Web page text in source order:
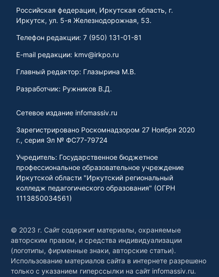
Российская федерация, Иркутская область, г.
Иркутск, ул. 5-я Железнодорожная, 53.
Телефон редакции: 7 (950) 131-01-81
E-mail редакции: kmv@irkpo.ru
Главный редактор: Глазырина М.В.
Разработчик: Ружников В.Д.
Сетевое издание infomassiv.ru
Зарегистрировано Роскомнадзором 27 Ноября 2020
г., серия Эл № ФС77-79724
Учредитель: Государственное бюджетное
профессиональное образовательное учреждение
Иркутской области "Иркутский региональный
колледж педагогического образования" (ОГРН
1113850034561)
© 2023 г. Сайт содержит материалы, охраняемые
авторским правом, и средства индивидуализации
(логотипы, фирменные знаки, авторские статьи).
Использование материалов сайта в интернете разрешено
только с указанием гиперссылки на сайт infomassiv.ru.